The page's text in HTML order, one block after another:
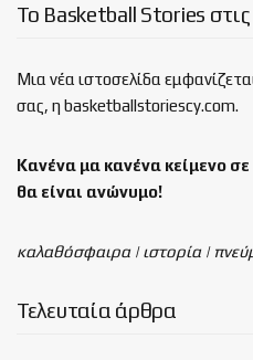
Το Basketball Stories στις
Μια νέα ιστοσελίδα
σας, η basketballstoriescy.com.
Κανένα μα κανένα κείμενο
θα είναι ανώνυμο!
καλαθόσφαιρα | ιστορία |
Τελευταία άρθρα